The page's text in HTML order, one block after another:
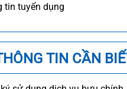
tin tuyển dụng
TIN CẦN